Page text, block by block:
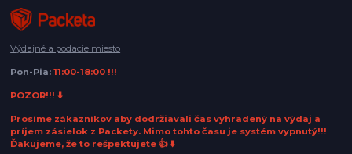
Výdajné a podacie miesto
Pon-Pia:11:00-18:00 !!!
POZOR!!! ⬇️
Prosíme zákazníkov aby dodržiavali čas vyhradený na výdaj a
príjem zásielok z Packety. Mimo tohto času je systém vypnutý!!!
Ďakujeme, že to rešpektujete 👍 ⬇️